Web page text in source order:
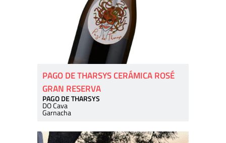
PAGO DE THARSYS CERÁMICA ROSÉ
GRAN RESERVA
PAGO DE THARSYS
DO Cava
Garnacha